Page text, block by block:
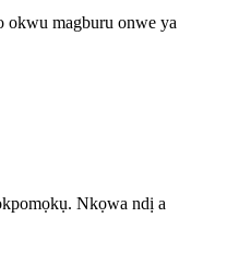
okwu magburu onwe ya
Nkọwa ndị a